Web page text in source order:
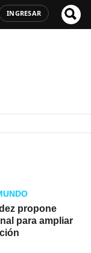
INGRESAR
propone
para ampliar